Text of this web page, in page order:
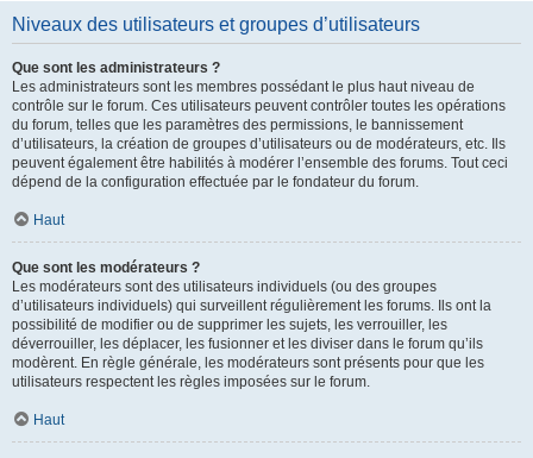
Niveaux des utilisateurs et groupes d’utilisateurs
Que sont les administrateurs ?
Les administrateurs sont les membres possédant le plus haut niveau de
contrôle sur le forum. Ces utilisateurs peuvent contrôler toutes les opérations
du forum, telles que les paramètres des permissions, le bannissement
d’utilisateurs, la création de groupes d’utilisateurs ou de modérateurs, etc. Ils
peuvent également être habilités à modérer l’ensemble des forums. Tout ceci
dépend de la configuration effectuée par le fondateur du forum.
Haut
Que sont les modérateurs ?
Les modérateurs sont des utilisateurs individuels (ou des groupes
d’utilisateurs individuels) qui surveillent régulièrement les forums. Ils ont la
possibilité de modifier ou de supprimer les sujets, les verrouiller, les
déverrouiller, les déplacer, les fusionner et les diviser dans le forum qu’ils
modèrent. En règle générale, les modérateurs sont présents pour que les
utilisateurs respectent les règles imposées sur le forum.
Haut